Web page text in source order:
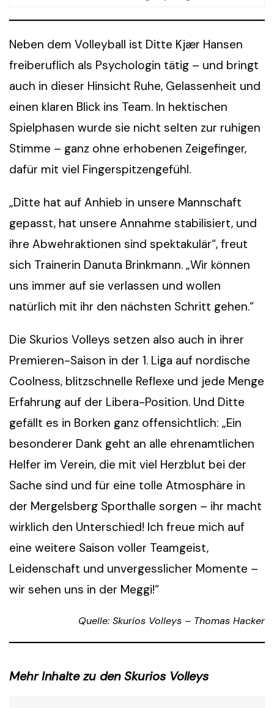
Neben dem Volleyball ist Ditte Kjær Hansen
freiberuflich als Psychologin tätig – und bringt
auch in dieser Hinsicht Ruhe, Gelassenheit und
einen klaren Blick ins Team. In hektischen
Spielphasen wurde sie nicht selten zur ruhigen
Stimme – ganz ohne erhobenen Zeigefinger,
dafür mit viel Fingerspitzengefühl.
„Ditte hat auf Anhieb in unsere Mannschaft
gepasst, hat unsere Annahme stabilisiert, und
ihre Abwehraktionen sind spektakulär“, freut
sich Trainerin Danuta Brinkmann. „Wir können
uns immer auf sie verlassen und wollen
natürlich mit ihr den nächsten Schritt gehen.“
Die Skurios Volleys setzen also auch in ihrer
Premieren-Saison in der 1. Liga auf nordische
Coolness, blitzschnelle Reflexe und jede Menge
Erfahrung auf der Libera-Position. Und Ditte
gefällt es in Borken ganz offensichtlich: „Ein
besonderer Dank geht an alle ehrenamtlichen
Helfer im Verein, die mit viel Herzblut bei der
Sache sind und für eine tolle Atmosphäre in
der Mergelsberg Sporthalle sorgen – ihr macht
wirklich den Unterschied! Ich freue mich auf
eine weitere Saison voller Teamgeist,
Leidenschaft und unvergesslicher Momente –
wir sehen uns in der Meggi!“
Quelle: Skurios Volleys – Thomas Hacker
Mehr Inhalte zu den Skurios Volleys